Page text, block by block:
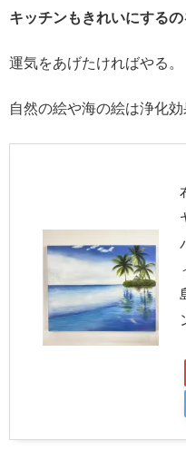
キッチンもきれいにするの
運気をあげたければやる。
自然の絵や海の絵は浄化効